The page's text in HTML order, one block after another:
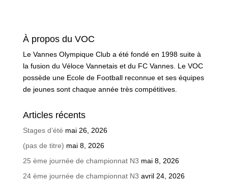
À propos du VOC
Le Vannes Olympique Club a été fondé en 1998 suite à
la fusion du Véloce Vannetais et du FC Vannes. Le VOC
possède une Ecole de Football reconnue et ses équipes
de jeunes sont chaque année très compétitives.
Articles récents
Stages d’été mai 26, 2026
(pas de titre) mai 8, 2026
25 ème journée de championnat N3 mai 8, 2026
24 ème journée de championnat N3 avril 24, 2026